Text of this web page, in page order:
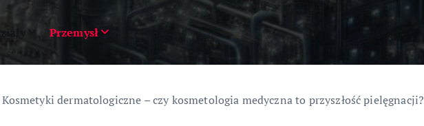
Przemysł
Kosmetyki dermatologiczne – czy kosmetologia medyczna to przyszłość pielęgnacji?